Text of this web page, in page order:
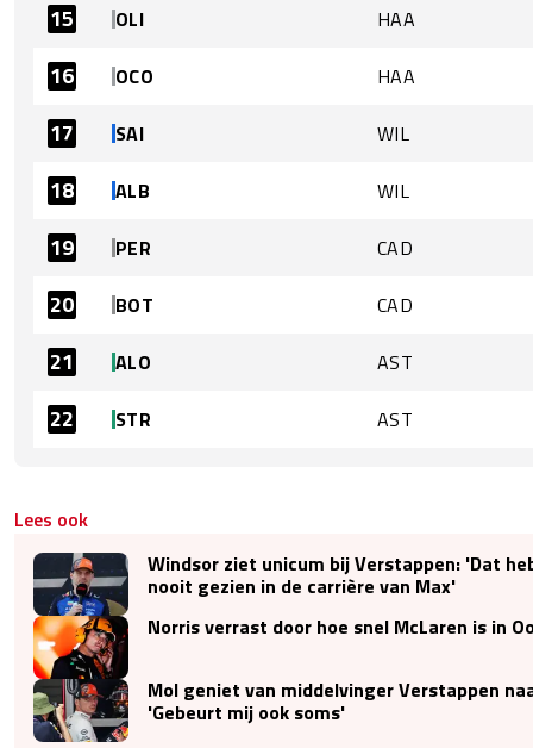
15 OLI HAA
16 OCO HAA
17 SAI WIL
18 ALB WIL
19 PER CAD
20 BOT CAD
21 ALO AST
22 STR AST
Lees ook
Windsor ziet unicum bij Verstappen: 'Dat
nooit gezien in de carrière van Max'
Norris verrast door hoe snel McLaren is in
Mol geniet van middelvinger Verstappen
'Gebeurt mij ook soms'